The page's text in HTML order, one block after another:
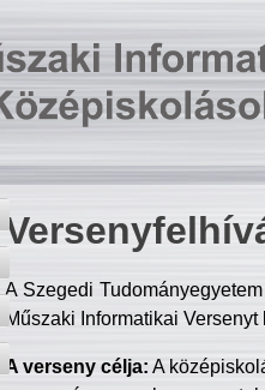
A Szegedi
Műszaki Informatikai
A verseny célja: A